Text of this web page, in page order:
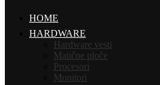
HOME
HARDWARE
Hardware vesti
Matične ploče
Procesori
Monitori